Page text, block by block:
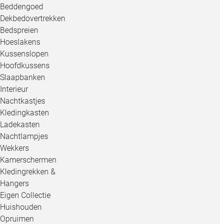
Beddengoed
Dekbedovertrekken
Bedspreien
Hoeslakens
Kussenslopen
Hoofdkussens
Slaapbanken
Interieur
Nachtkastjes
Kledingkasten
Ladekasten
Nachtlampjes
Wekkers
Kamerschermen
Kledingrekken &
Hangers
Eigen Collectie
Huishouden
Opruimen